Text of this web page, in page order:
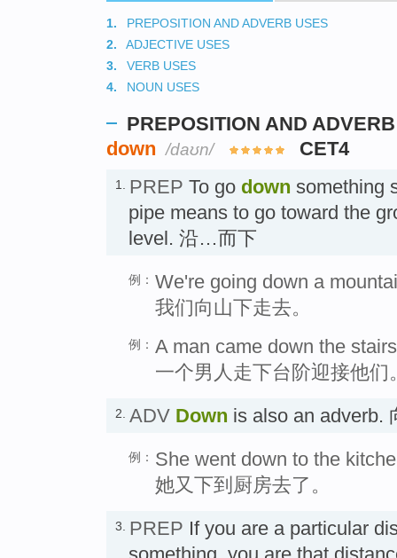
1.
PREPOSITION AND ADVERB USES
2.
ADJECTIVE USES
3.
VERB USES
4.
NOUN USES
PREPOSITION AND
down /daʊn/ CET4
1. PREP To go down something
pipe means to go toward the
level. 沿…而下
例： We're going down a
我们向山下走去。
例： A man came down the
一个男人走下台阶迎接他们
2. ADV Down is also an adverb.
例： She went down to the
她又下到厨房去了。
3. PREP If you are a particular